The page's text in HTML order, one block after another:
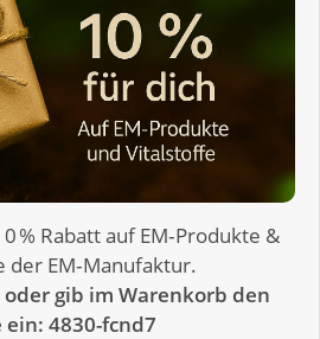
% Rabatt auf EM‑Produkte &
der EM‑Manufaktur.
gib im Warenkorb den
ein: 4830-fcnd7